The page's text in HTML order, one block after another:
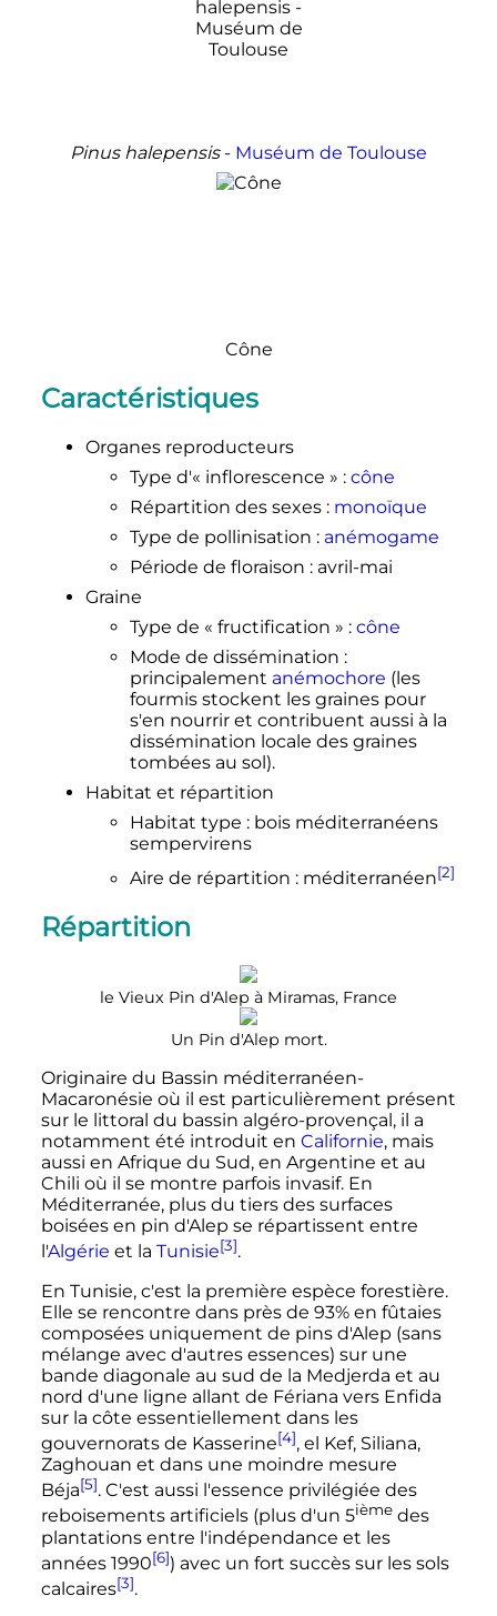
Pinus halepensis- Muséum de Toulouse
Cône
Caractéristiques
Organes reproducteurs
Type d'« inflorescence » : cône
Répartition des sexes : monoïque
Type de pollinisation : anémogame
Période de floraison : avril-mai
Graine
Type de « fructification » : cône
Mode de dissémination :
principalement anémochore (les
fourmis stockent les graines pour
s'en nourrir et contribuent aussi à la
dissémination locale des graines
tombées au sol).
Habitat et répartition
Habitat type : bois méditerranéens
sempervirens
Aire de répartition : méditerranéen[2]
Répartition
le Vieux Pin d'Alep à Miramas, France
Un Pin d'Alep mort.
Originaire du Bassin méditerranéen-
Macaronésie où il est particulièrement présent
sur le littoral du bassin algéro-provençal, il a
notamment été introduit en Californie, mais
aussi en Afrique du Sud, en Argentine et au
Chili où il se montre parfois invasif. En
Méditerranée, plus du tiers des surfaces
boisées en pin d'Alep se répartissent entre
l'Algérie et la Tunisie[3].
En Tunisie, c'est la première espèce forestière.
Elle se rencontre dans près de 93% en fûtaies
composées uniquement de pins d'Alep (sans
mélange avec d'autres essences) sur une
bande diagonale au sud de la Medjerda et au
nord d'une ligne allant de Fériana vers Enfida
sur la côte essentiellement dans les
gouvernorats de Kasserine[4], el Kef, Siliana,
Zaghouan et dans une moindre mesure
Béja[5]. C'est aussi l'essence privilégiée des
reboisements artificiels (plus d'un 5ièmedes
plantations entre l'indépendance et les
années 1990[6]) avec un fort succès sur les sols
calcaires[3].